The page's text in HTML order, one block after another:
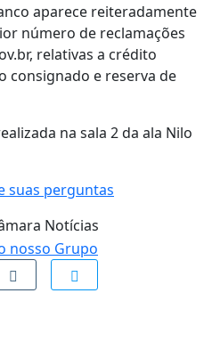
aparece reiteradamente
número de reclamações
relativas a crédito
consignado e reserva de
na sala 2 da ala Nilo
suas perguntas
Notícias